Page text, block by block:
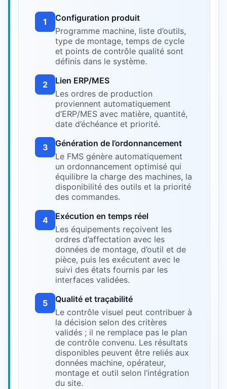
1
Configuration produit
Programme machine, liste d’outils,
type de montage, temps de cycle
et points de contrôle qualité sont
définis dans le système.
2
Lien ERP/MES
Les ordres de production
proviennent automatiquement
d’ERP/MES avec matière, quantité,
date d’échéance et priorité.
3
Génération de l’ordonnancement
Le FMS génère automatiquement
un ordonnancement optimisé qui
équilibre la charge des machines, la
disponibilité des outils et la priorité
des commandes.
4
Exécution en temps réel
Les équipements reçoivent les
ordres d’affectation avec les
données de montage, d’outil et de
pièce, puis les exécutent avec le
suivi des états fournis par les
interfaces validées.
5
Qualité et traçabilité
Le contrôle visuel peut contribuer à
la décision selon des critères
validés ; il ne remplace pas le plan
de contrôle convenu. Les résultats
disponibles peuvent être reliés aux
données machine, opérateur,
montage et outil selon l’intégration
du site.